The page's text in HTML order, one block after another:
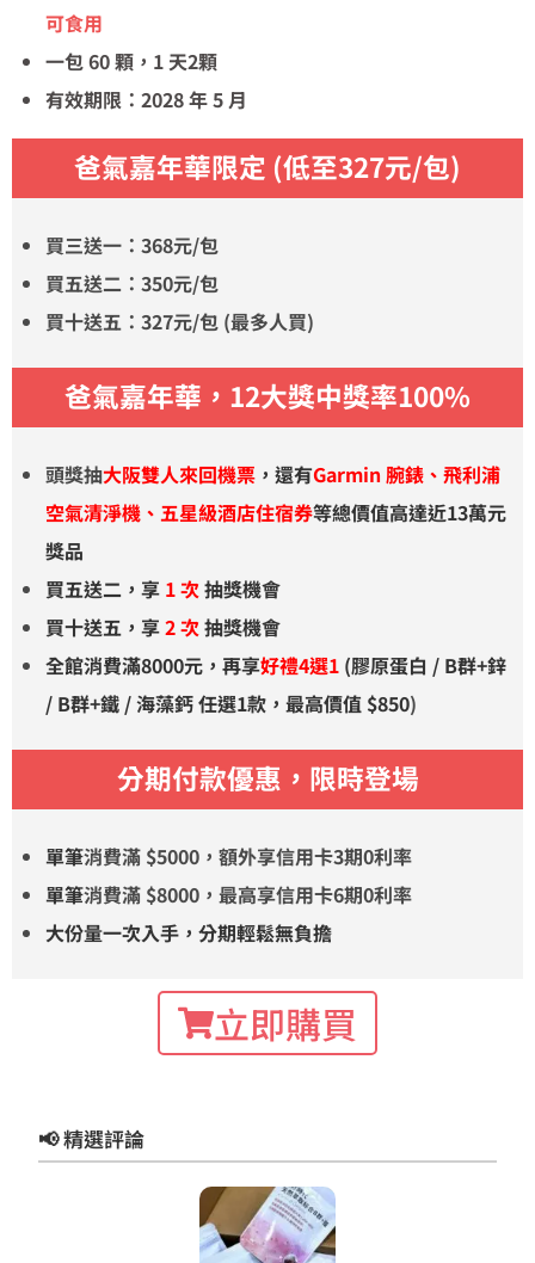
可食用
一包 60 顆，1 天2顆
有效期限：2028 年 5 月
爸氣嘉年華限定 (低至327元/包)
買三送一：368元/包
買五送二：350元/包
買十送五：327元/包 (最多人買)
爸氣嘉年華，12大獎中獎率100%
頭獎抽大阪雙人來回機票 ，還有Garmin 腕錶、飛利浦
空氣清淨機、五星級酒店住宿券等總價值高達近13萬元
獎品
買五送二，享 1 次抽獎機會
買十送五，享2 次抽獎機會
全館消費滿8000元，再享好禮4選1 (膠原蛋白 / B群+鋅
/ B群+鐵 / 海藻鈣 任選1款，最高價值 $850)
分期付款優惠，限時登場
單筆消費滿 $5000，額外享信用卡3期0利率
單筆消費滿 $8000，最高享信用卡6期0利率
大份量一次入手，分期輕鬆無負擔
立即購買
📢 精選評論